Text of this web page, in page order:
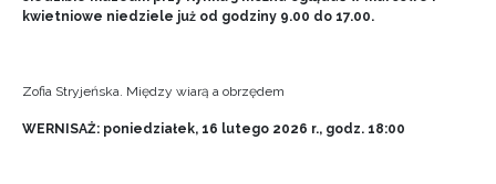
kwietniowe niedziele już od godziny 9.00 do 17.00.
Zofia Stryjeńska. Między wiarą a obrzędem
WERNISAŻ: poniedziałek, 16 lutego 2026 r., godz. 18:00